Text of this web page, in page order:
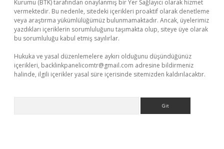
Kurumu (BTK) tarafından onaylanmış bir Yer Sağlayıcı olarak hizmet
vermektedir. Bu nedenle, sitedeki içerikleri proaktif olarak denetleme
veya araştırma yükümlülüğümüz bulunmamaktadır. Ancak, üyelerimiz
yazdıkları içeriklerin sorumluluğunu taşımakta olup, siteye üye olarak
bu sorumluluğu kabul etmiş sayılırlar.
Hukuka ve yasal düzenlemelere aykırı olduğunu düşündüğünüz
içerikleri, backlinkpanelicomtr@gmail.com adresine bildirmeniz
halinde, ilgili içerikler yasal süre içerisinde sitemizden kaldırılacaktır.